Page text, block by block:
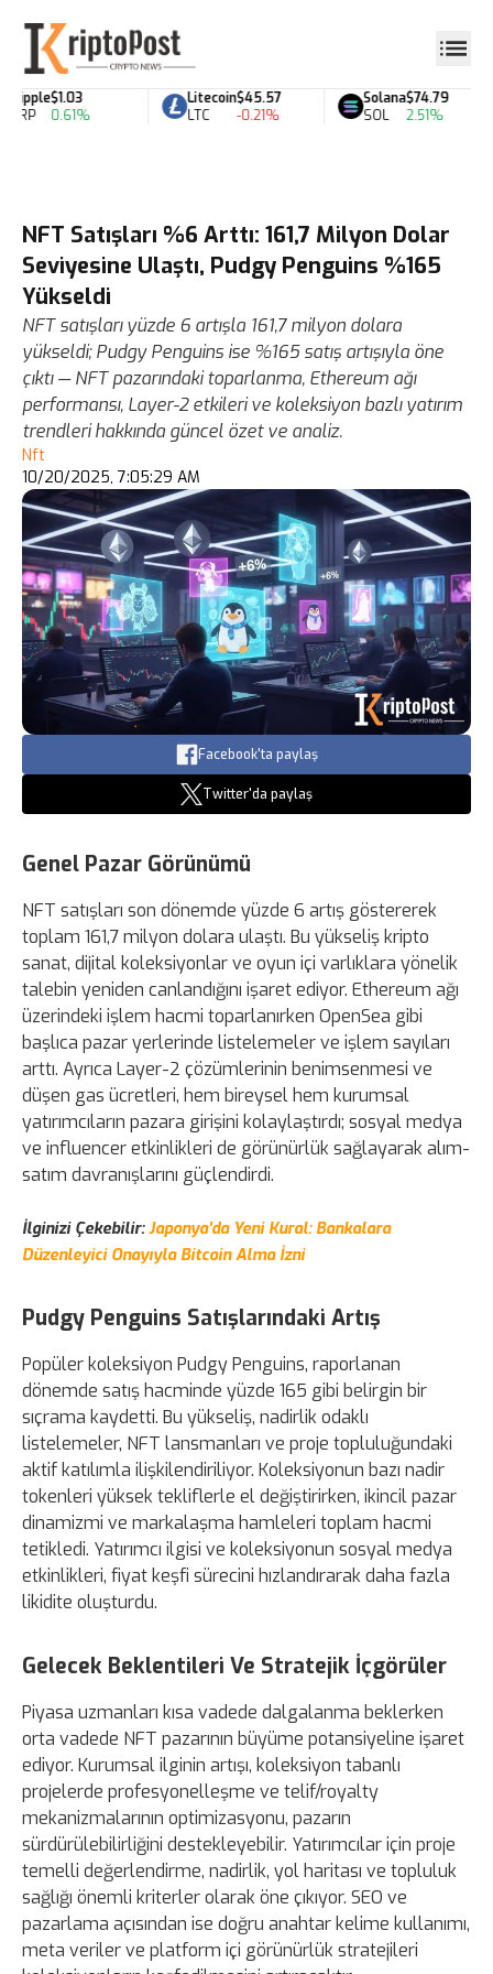
Ripple
XRP
$1.03
0.61%
Litecoin
LTC
$45.57
-0.21%
Solana
SOL
$74.79
2.51%
NFT Satışları %6 Arttı: 161,7 Milyon Dolar
Seviyesine Ulaştı, Pudgy Penguins %165
Yükseldi
NFT satışları yüzde 6 artışla 161,7 milyon dolara
yükseldi; Pudgy Penguins ise %165 satış artışıyla öne
çıktı — NFT pazarındaki toparlanma, Ethereum ağı
performansı, Layer-2 etkileri ve koleksiyon bazlı yatırım
trendleri hakkında güncel özet ve analiz.
Nft
10/20/2025, 7:05:29 AM
Facebook'ta paylaş
Twitter'da paylaş
Genel Pazar Görünümü
NFT satışları son dönemde yüzde 6 artış göstererek
toplam 161,7 milyon dolara ulaştı. Bu yükseliş kripto
sanat, dijital koleksiyonlar ve oyun içi varlıklara yönelik
talebin yeniden canlandığını işaret ediyor. Ethereum ağı
üzerindeki işlem hacmi toparlanırken OpenSea gibi
başlıca pazar yerlerinde listelemeler ve işlem sayıları
arttı. Ayrıca Layer-2 çözümlerinin benimsenmesi ve
düşen gas ücretleri, hem bireysel hem kurumsal
yatırımcıların pazara girişini kolaylaştırdı; sosyal medya
ve influencer etkinlikleri de görünürlük sağlayarak alım-
satım davranışlarını güçlendirdi.
İlginizi Çekebilir:Japonya'da Yeni Kural: Bankalara
Düzenleyici Onayıyla Bitcoin Alma İzni
Pudgy Penguins Satışlarındaki Artış
Popüler koleksiyon Pudgy Penguins, raporlanan
dönemde satış hacminde yüzde 165 gibi belirgin bir
sıçrama kaydetti. Bu yükseliş, nadirlik odaklı
listelemeler, NFT lansmanları ve proje topluluğundaki
aktif katılımla ilişkilendiriliyor. Koleksiyonun bazı nadir
tokenleri yüksek tekliflerle el değiştirirken, ikincil pazar
dinamizmi ve markalaşma hamleleri toplam hacmi
tetikledi. Yatırımcı ilgisi ve koleksiyonun sosyal medya
etkinlikleri, fiyat keşfi sürecini hızlandırarak daha fazla
likidite oluşturdu.
Gelecek Beklentileri Ve Stratejik İçgörüler
Piyasa uzmanları kısa vadede dalgalanma beklerken
orta vadede NFT pazarının büyüme potansiyeline işaret
ediyor. Kurumsal ilginin artışı, koleksiyon tabanlı
projelerde profesyonelleşme ve telif/royalty
mekanizmalarının optimizasyonu, pazarın
sürdürülebilirliğini destekleyebilir. Yatırımcılar için proje
temelli değerlendirme, nadirlik, yol haritası ve topluluk
sağlığı önemli kriterler olarak öne çıkıyor. SEO ve
pazarlama açısından ise doğru anahtar kelime kullanımı,
meta veriler ve platform içi görünürlük stratejileri